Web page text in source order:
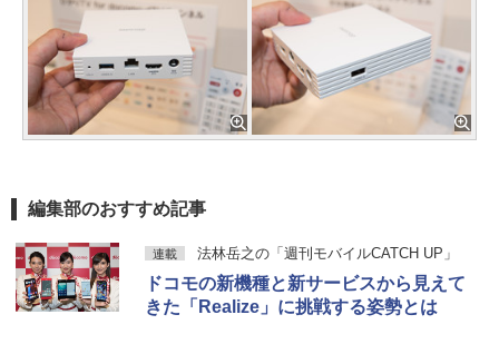
編集部のおすすめ記事
連載 法林岳之の「週刊モバイルCATCH UP」
ドコモの新機種と新サービスから見えて
きた「Realize」に挑戦する姿勢とは